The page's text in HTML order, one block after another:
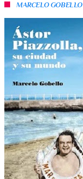
MARCELO GOBELLO